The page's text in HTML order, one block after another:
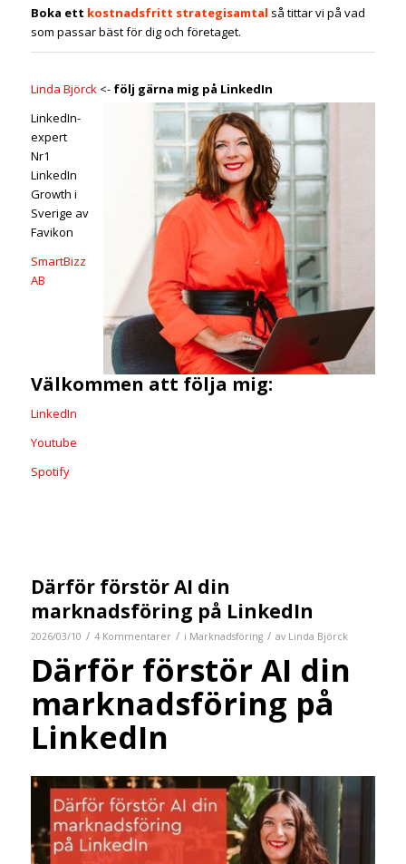
Boka ett kostnadsfritt strategisamtal så tittar vi på vad
som passar bäst för dig och företaget.
Linda Björck<- följ gärna mig på LinkedIn
LinkedIn-
expert
Nr1
LinkedIn
Growth i
Sverige av
Favikon
SmartBizz
AB
Välkommen att följa mig:
LinkedIn
Youtube
Spotify
Därför förstör AI din
marknadsföring på LinkedIn
2026/03/10 / 4 Kommentarer / i Marknadsföring / av Linda Björck
Därför förstör AI din
marknadsföring på
LinkedIn